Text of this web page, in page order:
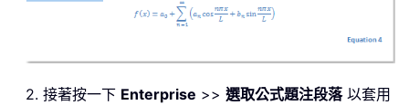
2. 接著按一下 Enterprise >> 選取公式題注段落以套用